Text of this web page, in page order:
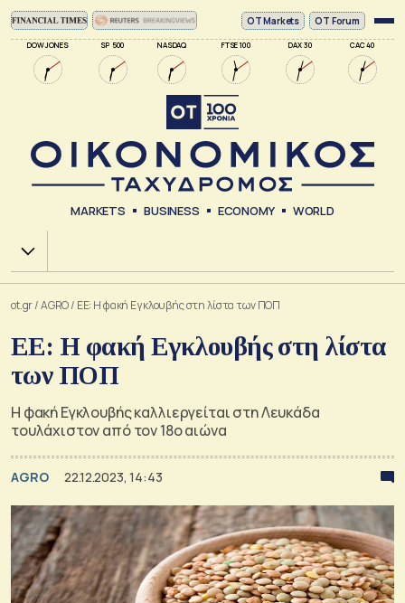
DOW JONES SP 500 NASDAQ FTSE 100 DAX 30 CAC 40
ΟΤ Markets OT Forum
MARKETS BUSINESS ECONOMY WORLD
Χ.Α.
ot.gr/AGRO/ ΕΕ: Η φακή Εγκλουβής στη λίστα των ΠΟΠ
ΕΕ: Η φακή Εγκλουβής στη λίστα
των ΠΟΠ
Η φακή Εγκλουβής καλλιεργείται στη Λευκάδα
τουλάχιστον από τον 18ο αιώνα
AGRO 22.12.2023, 14:43